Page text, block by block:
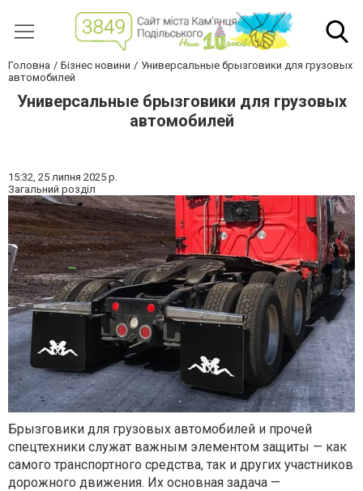
Головна Бізнес новини
Универсальные брызговики для грузовых
автомобилей
Универсальные брызговики для грузовых
автомобилей
15:32, 25 липня 2025 р.
Загальний розділ
Брызговики для грузовых автомобилей и прочей
спецтехники служат важным элементом защиты — как
самого транспортного средства, так и других участников
дорожного движения. Их основная задача —